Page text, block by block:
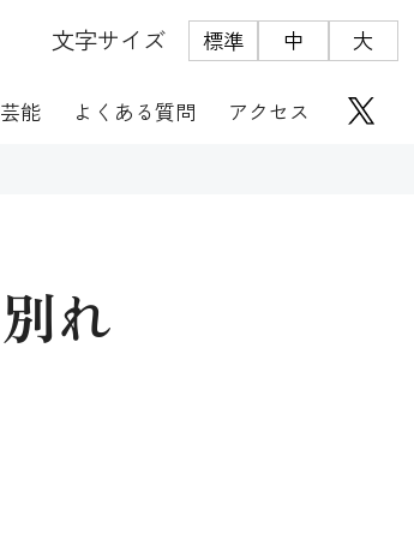
文字サイズ 標準 中 大
能
伝
よくある質問 アクセス
れ